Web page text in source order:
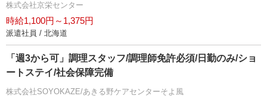
株式会社京栄センター
時給1,100円～1,375円
派遣社員 / 北海道
「週3から可」調理スタッフ/調理師免許必須/日勤のみ/ショ
ートステイ/社会保障完備
株式会社SOYOKAZE/あきる野ケアセンターそよ風